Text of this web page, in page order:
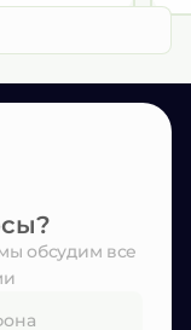
обсудим все